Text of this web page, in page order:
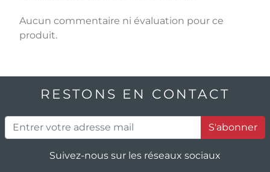
Aucun commentaire ni évaluation pour ce
produit.
RESTONS EN CONTACT
S'abonner
Suivez-nous sur les réseaux sociaux